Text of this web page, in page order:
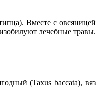
Вместе с овсяницей
лечебные травы.
(Taxus baccata), вяз